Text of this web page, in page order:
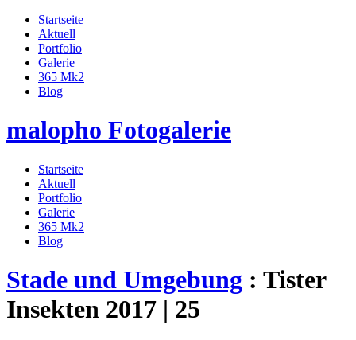
Startseite
Aktuell
Portfolio
Galerie
365 Mk2
Blog
malopho Fotogalerie
Startseite
Aktuell
Portfolio
Galerie
365 Mk2
Blog
Stade und Umgebung : Tister
Insekten 2017 | 25